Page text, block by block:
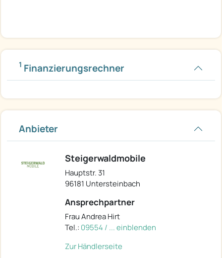
1 Finanzierungsrechner
Anbieter
Steigerwaldmobile
Hauptstr. 31
96181 Untersteinbach
Ansprechpartner
Frau Andrea Hirt
Tel.: 09554 / ... einblenden
Zur Händlerseite